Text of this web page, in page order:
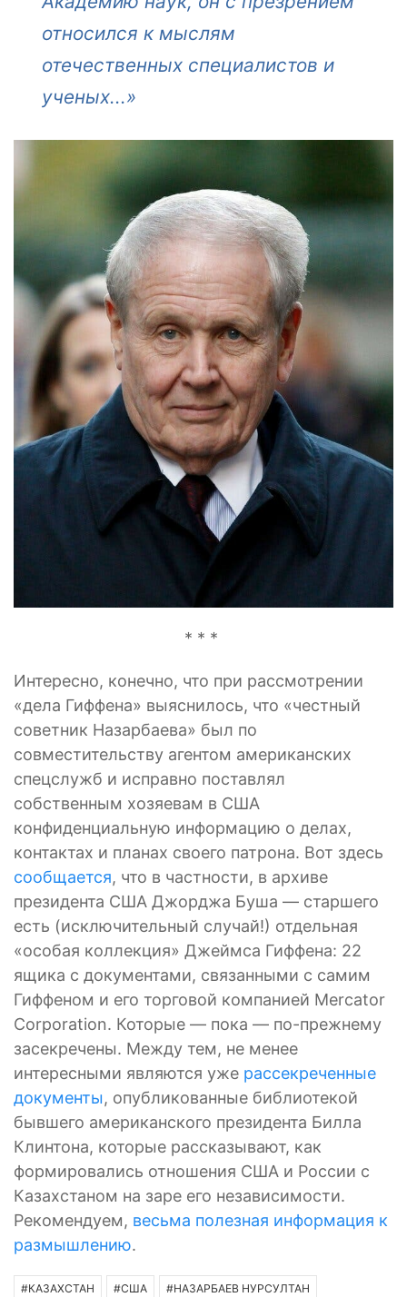
относился к мыслям
отечественных специалистов и
ученых...»
* * *
Интересно, конечно, что при рассмотрении
«дела Гиффена» выяснилось, что «честный
советник Назарбаева» был по
совместительству агентом американских
спецслужб и исправно поставлял
собственным хозяевам в США
конфиденциальную информацию о делах,
контактах и планах своего патрона. Вот здесь
сообщается, что в частности, в архиве
президента США Джорджа Буша — старшего
есть (исключительный случай!) отдельная
«особая коллекция» Джеймса Гиффена: 22
ящика с документами, связанными с самим
Гиффеном и его торговой компанией Mercator
Corporation. Которые — пока — по-прежнему
засекречены. Между тем, не менее
интересными являются уже рассекреченные
документы, опубликованные библиотекой
бывшего американского президента Билла
Клинтона, которые рассказывают, как
формировались отношения США и России с
Казахстаном на заре его независимости.
Рекомендуем, весьма полезная информация к
размышлению.
#КАЗАХСТАН #США #НАЗАРБАЕВ НУРСУЛТАН